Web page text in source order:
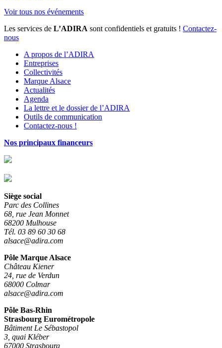
Voir tous nos événements
Les services de L’ADIRA sont confidentiels et gratuits ! Contactez-
nous
A propos de l’ADIRA
Entreprises
Collectivités
Marque Alsace
Actualités
Agenda
La lettre et le dossier de l’ADIRA
Outils de communication
Contactez-nous !
Nos principaux financeurs
Siège social
Parc des Collines
68, rue Jean Monnet
68200 Mulhouse
Tél. 03 89 60 30 68
alsace@adira.com
Pôle Marque Alsace
Château Kiener
24, rue de Verdun
68000 Colmar
alsace@adira.com
Pôle Bas-Rhin
Strasbourg Eurométropole
Bâtiment Le Sébastopol
3, quai Kléber
67000 Strasbourg